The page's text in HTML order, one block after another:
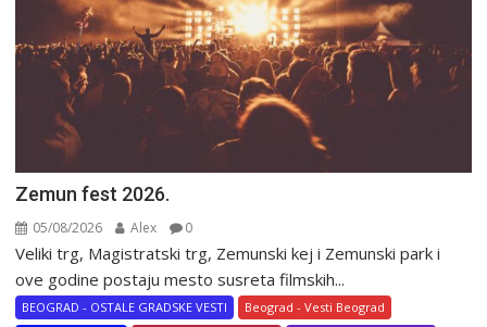
Zemun fest 2026.
05/08/2026 Alex 0
Veliki trg, Magistratski trg, Zemunski kej i Zemunski park i
ove godine postaju mesto susreta filmskih...
BEOGRAD - OSTALE GRADSKE VESTI
Beograd - Vesti Beograd